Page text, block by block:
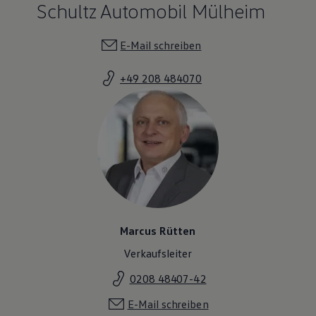
Magazin
Transport
Familie
Volkswagen R
Pannen- und Unfallhilfe
Volkswagen Kundenbetreuung
Schultz Automobil Mülheim
E-Mail schreiben
+49 208 484070
Marcus Rütten
Verkaufsleiter
0208 48407-42
E-Mail schreiben